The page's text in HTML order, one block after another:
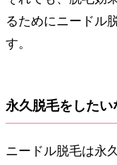
るためにニードル
す。
永久脱毛をした
ニードル脱毛は永